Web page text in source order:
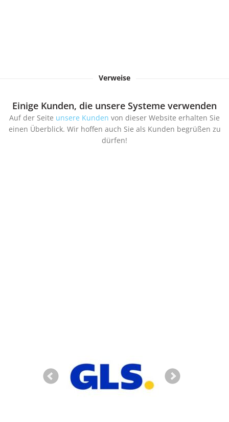
Verweise
Einige Kunden, die unsere Systeme verwenden
Auf der Seite unsere Kunden von dieser Website erhalten Sie
einen Überblick. Wir hoffen auch Sie als Kunden begrüßen zu
dürfen!